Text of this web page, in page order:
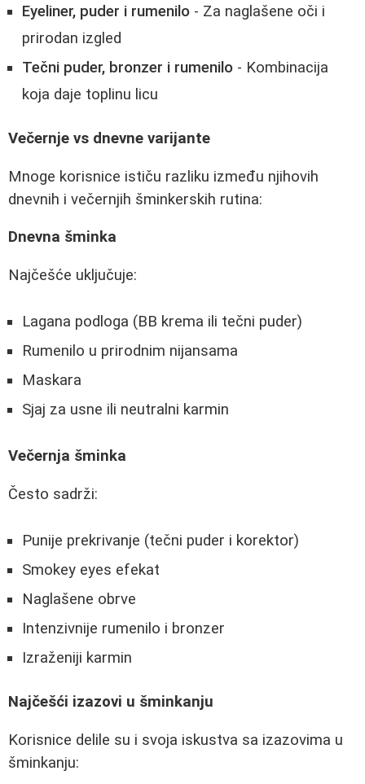
Eyeliner, puder i rumenilo - Za naglašene oči i
prirodan izgled
Tečni puder, bronzer i rumenilo - Kombinacija
koja daje toplinu licu
Večernje vs dnevne varijante
Mnoge korisnice ističu razliku između njihovih
dnevnih i večernjih šminkerskih rutina:
Dnevna šminka
Najčešće uključuje:
Lagana podloga (BB krema ili tečni puder)
Rumenilo u prirodnim nijansama
Maskara
Sjaj za usne ili neutralni karmin
Večernja šminka
Često sadrži:
Punije prekrivanje (tečni puder i korektor)
Smokey eyes efekat
Naglašene obrve
Intenzivnije rumenilo i bronzer
Izraženiji karmin
Najčešći izazovi u šminkanju
Korisnice delile su i svoja iskustva sa izazovima u
šminkanju: